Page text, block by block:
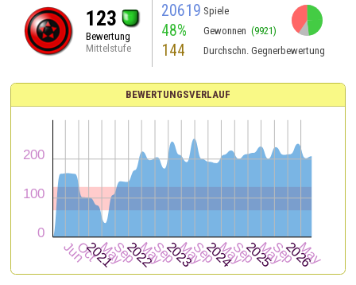
123
Bewertung
Mittelstufe
20619 Spiele
48% Gewonnen (9921)
144 Durchschn. Gegnerbewertung
BEWERTUNGSVERLAUF